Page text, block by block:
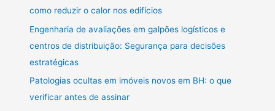
como reduzir o calor nos edifícios
Engenharia de avaliações em galpões logísticos e
centros de distribuição: Segurança para decisões
estratégicas
Patologias ocultas em imóveis novos em BH: o que
verificar antes de assinar